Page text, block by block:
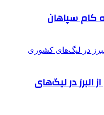
کام سپاهان
البرز در لیگ‌های